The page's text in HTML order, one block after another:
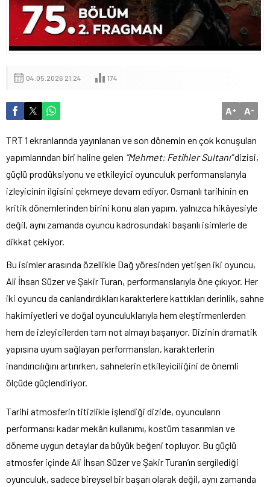
04.05.2026 21:24 174
A+ A-
TRT 1 ekranlarında yayınlanan ve son dönemin en çok konuşulan
yapımlarından biri haline gelen “Mehmet: Fetihler Sultanı”dizisi,
güçlü prodüksiyonu ve etkileyici oyunculuk performanslarıyla
izleyicinin ilgisini çekmeye devam ediyor. Osmanlı tarihinin en
kritik dönemlerinden birini konu alan yapım, yalnızca hikâyesiyle
değil, aynı zamanda oyuncu kadrosundaki başarılı isimlerle de
dikkat çekiyor.
Bu isimler arasında özellikle Dağ yöresinden yetişen iki oyuncu,
Ali İhsan Süzer ve Şakir Turan, performanslarıyla öne çıkıyor. Her
iki oyuncu da canlandırdıkları karakterlere kattıkları derinlik, sahne
hakimiyetleri ve doğal oyunculuklarıyla hem eleştirmenlerden
hem de izleyicilerden tam not almayı başarıyor. Dizinin dramatik
yapısına uyum sağlayan performansları, karakterlerin
inandırıcılığını artırırken, sahnelerin etkileyiciliğini de önemli
ölçüde güçlendiriyor.
Tarihi atmosferin titizlikle işlendiği dizide, oyuncuların
performansı kadar mekân kullanımı, kostüm tasarımları ve
döneme uygun detaylar da büyük beğeni topluyor. Bu güçlü
atmosfer içinde Ali İhsan Süzer ve Şakir Turan’ın sergilediği
oyunculuk, sadece bireysel bir başarı olarak değil, aynı zamanda